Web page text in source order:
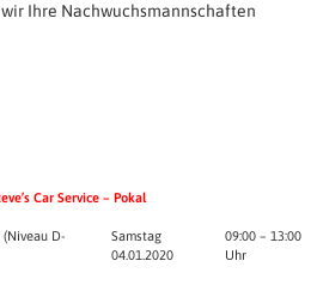
Ihre Nachwuchsmannschaften
Car Service – Pokal
(Niveau D-
Samstag
04.01.2020
09:00 – 13:00
Uhr